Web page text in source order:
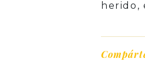
herido,